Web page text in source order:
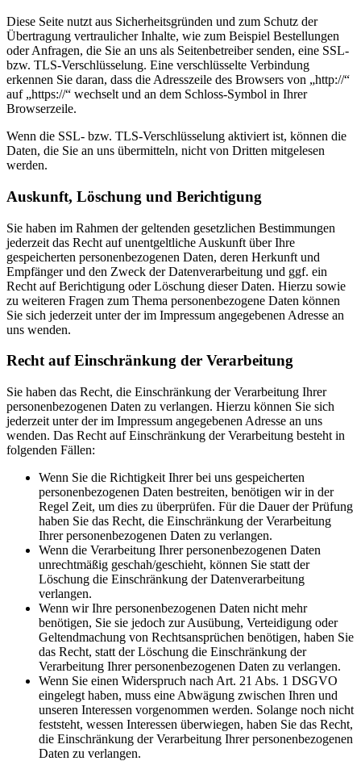
Diese Seite nutzt aus Sicherheitsgründen und zum Schutz der
Übertragung vertraulicher Inhalte, wie zum Beispiel Bestellungen
oder Anfragen, die Sie an uns als Seitenbetreiber senden, eine SSL-
bzw. TLS-Verschlüsselung. Eine verschlüsselte Verbindung
erkennen Sie daran, dass die Adresszeile des Browsers von „http://“
auf „https://“ wechselt und an dem Schloss-Symbol in Ihrer
Browserzeile.
Wenn die SSL- bzw. TLS-Verschlüsselung aktiviert ist, können die
Daten, die Sie an uns übermitteln, nicht von Dritten mitgelesen
werden.
Auskunft, Löschung und Berichtigung
Sie haben im Rahmen der geltenden gesetzlichen Bestimmungen
jederzeit das Recht auf unentgeltliche Auskunft über Ihre
gespeicherten personenbezogenen Daten, deren Herkunft und
Empfänger und den Zweck der Datenverarbeitung und ggf. ein
Recht auf Berichtigung oder Löschung dieser Daten. Hierzu sowie
zu weiteren Fragen zum Thema personenbezogene Daten können
Sie sich jederzeit unter der im Impressum angegebenen Adresse an
uns wenden.
Recht auf Einschränkung der Verarbeitung
Sie haben das Recht, die Einschränkung der Verarbeitung Ihrer
personenbezogenen Daten zu verlangen. Hierzu können Sie sich
jederzeit unter der im Impressum angegebenen Adresse an uns
wenden. Das Recht auf Einschränkung der Verarbeitung besteht in
folgenden Fällen:
Wenn Sie die Richtigkeit Ihrer bei uns gespeicherten
personenbezogenen Daten bestreiten, benötigen wir in der
Regel Zeit, um dies zu überprüfen. Für die Dauer der Prüfung
haben Sie das Recht, die Einschränkung der Verarbeitung
Ihrer personenbezogenen Daten zu verlangen.
Wenn die Verarbeitung Ihrer personenbezogenen Daten
unrechtmäßig geschah/geschieht, können Sie statt der
Löschung die Einschränkung der Datenverarbeitung
verlangen.
Wenn wir Ihre personenbezogenen Daten nicht mehr
benötigen, Sie sie jedoch zur Ausübung, Verteidigung oder
Geltendmachung von Rechtsansprüchen benötigen, haben Sie
das Recht, statt der Löschung die Einschränkung der
Verarbeitung Ihrer personenbezogenen Daten zu verlangen.
Wenn Sie einen Widerspruch nach Art. 21 Abs. 1 DSGVO
eingelegt haben, muss eine Abwägung zwischen Ihren und
unseren Interessen vorgenommen werden. Solange noch nicht
feststeht, wessen Interessen überwiegen, haben Sie das Recht,
die Einschränkung der Verarbeitung Ihrer personenbezogenen
Daten zu verlangen.